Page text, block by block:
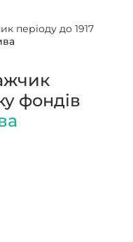
періоду до 1917
фондів